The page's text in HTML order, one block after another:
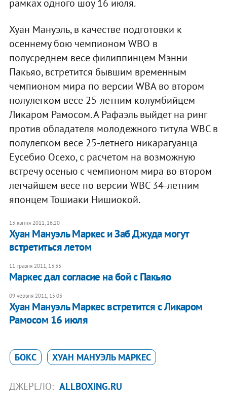
рамках одного шоу 16 июля.
Хуан Мануэль, в качестве подготовки к
осеннему бою чемпионом WBO в
полусреднем весе филиппинцем Мэнни
Пакьяо, встретится бывшим временным
чемпионом мира по версии WBA во втором
полулегком весе 25-летним колумбийцем
Ликаром Рамосом. А Рафаэль выйдет на ринг
против обладателя молодежного титула WBC в
полулегком весе 25-летнего никарагуанца
Еусебио Осехо, с расчетом на возможную
встречу осенью с чемпионом мира во втором
легчайшем весе по версии WBC 34-летним
японцем Тошиаки Нишиокой.
13 квітня 2011, 16:20
Хуан Мануэль Маркес и Заб Джуда могут
встретиться летом
11 травня 2011, 13:35
Маркес дал согласие на бой с Пакьяо
09 червня 2011, 15:03
Хуан Мануэль Маркес встретится с Ликаром
Рамосом 16 июля
БОКС ХУАН МАНУЭЛЬ МАРКЕС
ДЖЕРЕЛО: ALLBOXING.RU